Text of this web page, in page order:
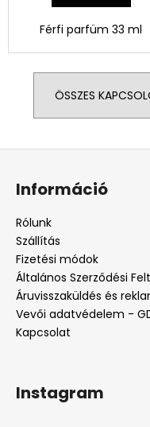
Férfi parfüm 33 ml
ÖSSZES
L
Információ
Rólunk
Szállítás
Fizetési módok
Általános Szerződési
Áruvisszaküldés és
Vevői adatvédelem -
Kapcsolat
Instagram